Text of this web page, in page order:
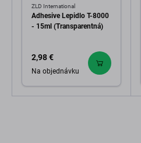
ZLD International
Adhesive Lepidlo T-8000
- 15ml (Transparentná)
2,98 €
Na objednávku